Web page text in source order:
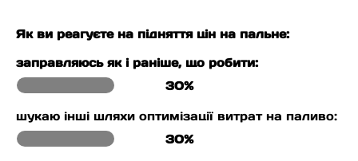
Як ви реагуєте на підняття цін на пальне:
заправляюсь як і раніше, що робити:
30%
шукаю інші шляхи оптимізації витрат на паливо:
30%